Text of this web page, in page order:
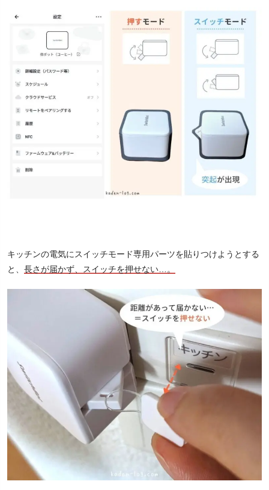
キッチンの電気にスイッチモード専用パーツを貼りつけようとする
と、 長さが届かず、スイッチを押せない…。